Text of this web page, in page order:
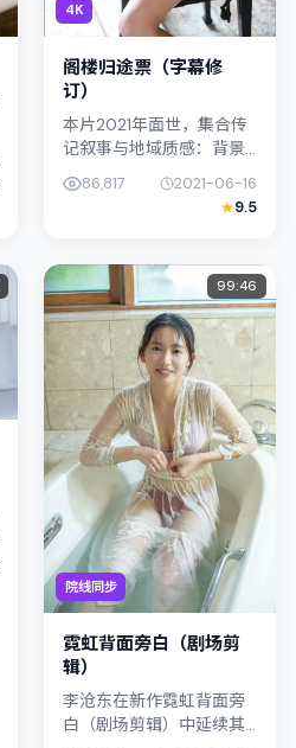
4K
阁楼归途票（字幕修
订）
本片2021年面世，集合传
记叙事与地域质感：背景
设定与日本（大阪）的文
化肌理相呼应。导演杨德
昌善用光影与声场塑造孤
的抉择牵...
86,817
2021-06-16
9.5
院线同步
99:46
霓虹背面旁白（剧场剪
辑）
李沧东在新作霓虹背面旁
白（剧场剪辑）中延续其